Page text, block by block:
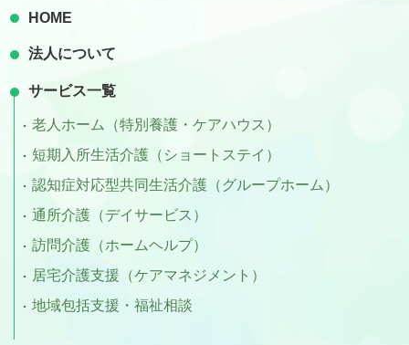
HOME
法人について
サービス一覧
老人ホーム（特別養護・ケアハウス）
短期入所生活介護（ショートステイ）
認知症対応型共同生活介護（グループホーム）
通所介護（デイサービス）
訪問介護（ホームヘルプ）
居宅介護支援（ケアマネジメント）
地域包括支援・福祉相談